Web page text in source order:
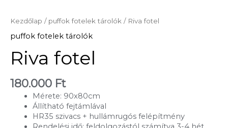
Kezdőlap / puffok fotelek tárolók / Riva fotel
puffok fotelek tárolók
Riva fotel
180.000 Ft
Mérete: 90x80cm
Állítható fejtámlával
HR35 szivacs + hullámrugós felépítmény